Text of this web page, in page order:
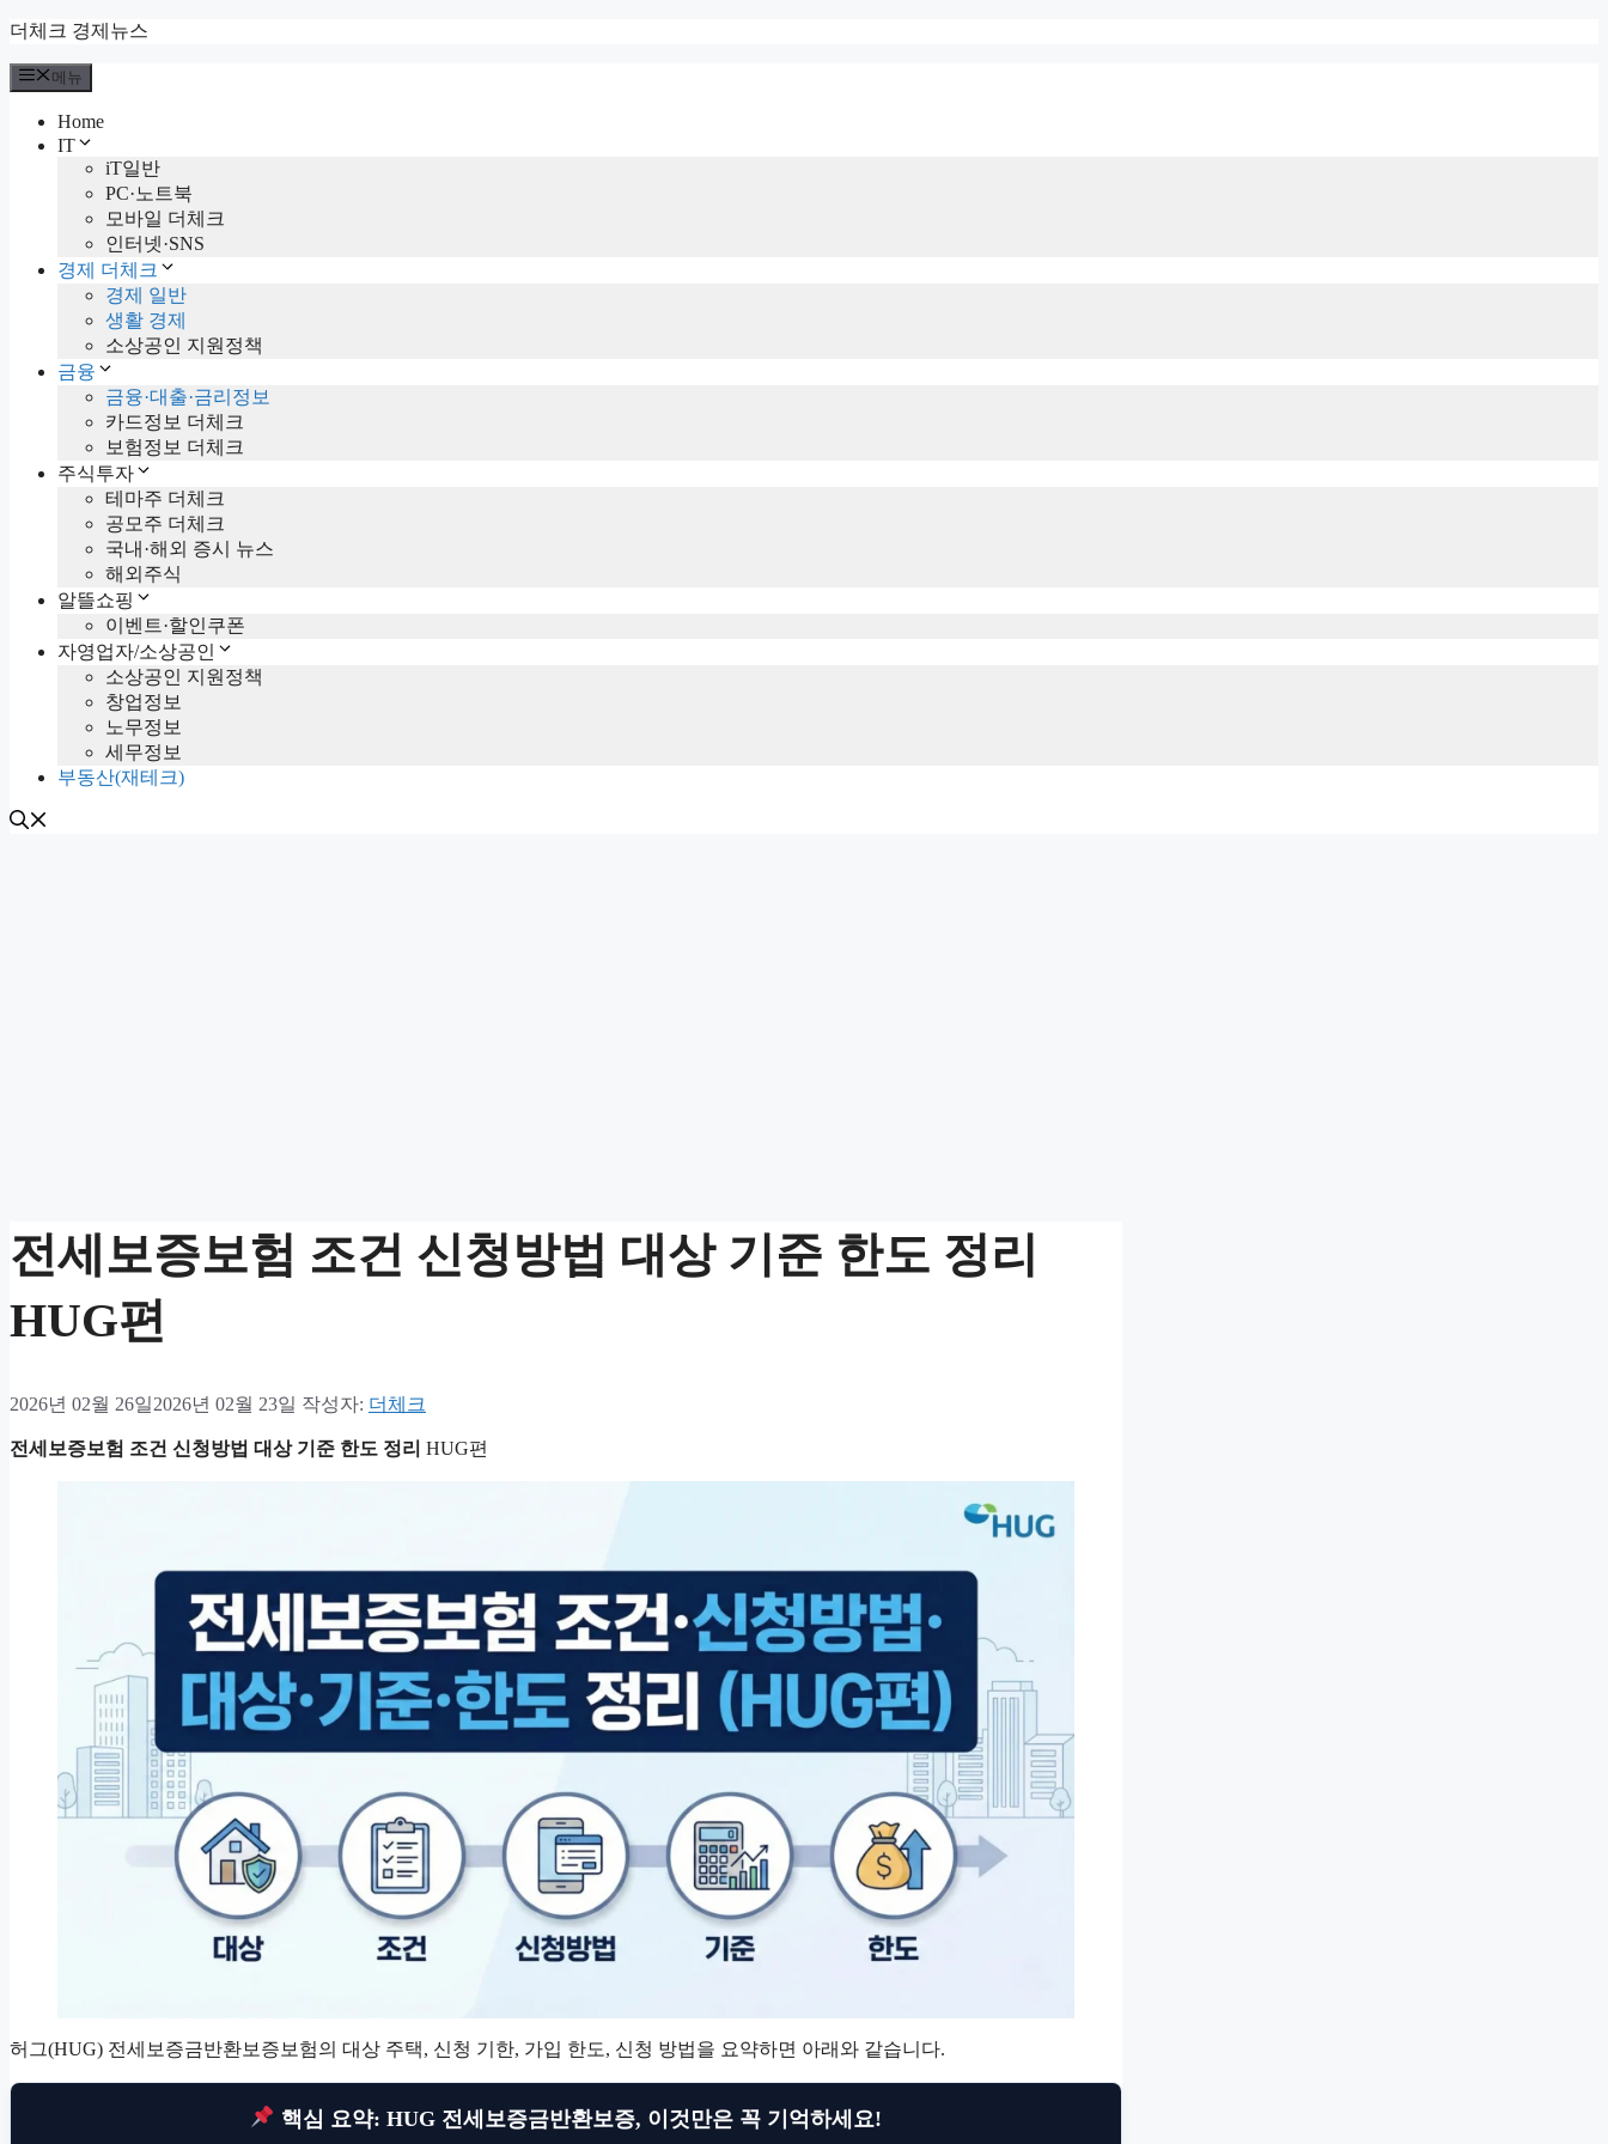
컨
츠
더체크 경제뉴스
메뉴
Home
IT
iT일반
PC·노트북
모바일 더체크
인터넷·SNS
경제 더체크
경제 일반
생활 경제
소상공인 지원정책
금융
금융·대출·금리정보
카드정보 더체크
보험정보 더체크
주식투자
테마주 더체크
공모주 더체크
국내·해외 증시 뉴스
해외주식
알뜰쇼핑
이벤트·할인쿠폰
자영업자/소상공인
소상공인 지원정책
창업정보
노무정보
세무정보
부동산(재테크)
전세보증보험 조건 신청방법 대상 기준 한도 정리
HUG편
2026년 02월 26일2026년 02월 23일 작성자: 더체크
전세보증보험 조건 신청방법 대상 기준 한도 정리 HUG편
허그(HUG) 전세보증금반환보증보험의 대상 주택, 신청 기한, 가입 한도, 신청 방법을 요약하면 아래와 같습니다.
핵심 요약: HUG 전세보증금반환보증, 이것만은 꼭 기억하세요!